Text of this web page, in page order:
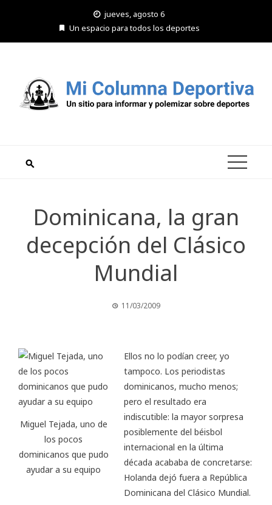
jueves, agosto 6
Un espacio para todos los deportes
Dominicana, la gran
decepción del Clásico
Mundial
11/03/2009
Miguel Tejada, uno de
los pocos
dominicanos que pudo
ayudar a su equipo
Ellos no lo podían creer, yo
tampoco. Los periodistas
dominicanos, mucho menos;
pero el resultado era
indiscutible: la mayor sorpresa
posiblemente del béisbol
internacional en la última
década acababa de concretarse:
Holanda dejó fuera a República
Dominicana del Clásico Mundial.